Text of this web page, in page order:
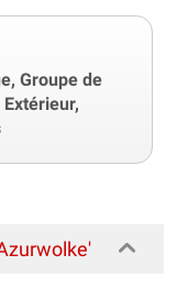
Groupe de